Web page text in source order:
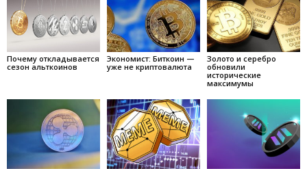
Почему откладывается
сезон альткоинов
Экономист: Биткоин —
уже не криптовалюта
Золото и серебро
обновили
исторические
максимумы